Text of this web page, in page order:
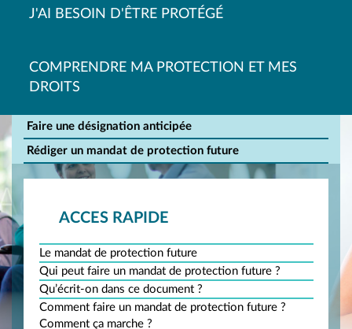
J'AI BESOIN D'ÊTRE PROTÉGÉ
COMPRENDRE MA PROTECTION ET MES
DROITS
Faire une désignation anticipée
Rédiger un mandat de protection future
ACCES RAPIDE
Le mandat de protection future
Qui peut faire un mandat de protection future ?
Qu’écrit-on dans ce document ?
Comment faire un mandat de protection future ?
Comment ça marche ?